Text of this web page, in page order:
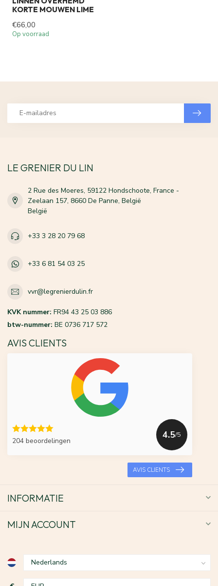
KORTE MOUWEN LIME
€66,00
Op voorraad
LE GRENIER DU LIN
2 Rue des Moeres, 59122 Hondschoote, France -
Zeelaan 157, 8660 De Panne, België
België
+33 3 28 20 79 68
+33 6 81 54 03 25
vvr@legrenierdulin.fr
KVK nummer: FR94 43 25 03 886
btw-nummer: BE 0736 717 572
AVIS CLIENTS
204 beoordelingen
4.5/5
AVIS CLIENTS
INFORMATIE
MIJN ACCOUNT